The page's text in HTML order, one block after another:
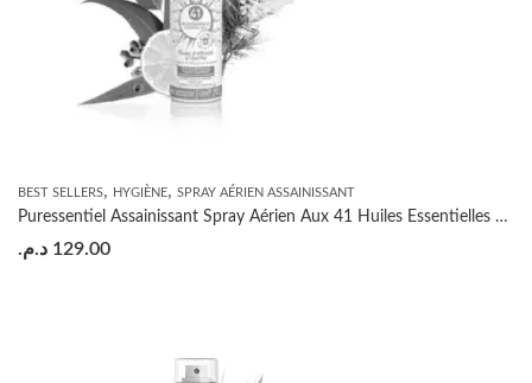
BEST SELLERS, HYGIÈNE, SPRAY AÉRIEN ASSAINISSANT
Puressentiel Assainissant Spray Aérien Aux 41 Huiles Essentielles 75ML
129.00 د.م.